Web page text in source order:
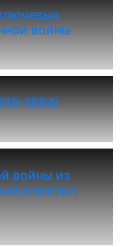
войны
1994)
войны из
отметил